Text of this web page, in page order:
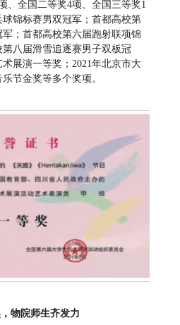
、全国二等奖4项、全国三等奖1
锦标赛男双冠军；首都高校第
；首都高校第六届跑射联项锦
八届滑雪追逐赛男子双板冠
展演一等奖；2021年北京市大
节金奖等多个奖项。
物院师生齐发力